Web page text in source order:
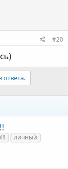
#20
ответа.
личный